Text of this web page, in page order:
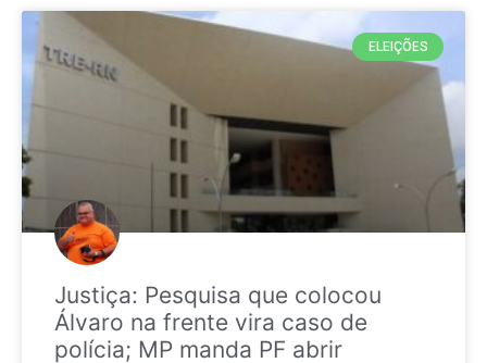
ELEIÇÕES
Justiça: Pesquisa que colocou
Álvaro na frente vira caso de
polícia; MP manda PF abrir